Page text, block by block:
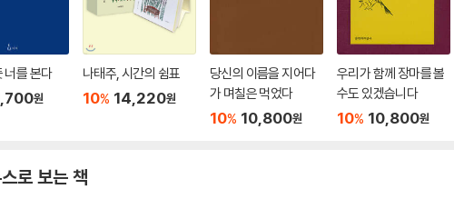
너를 본다
원
나태주, 시간의 쉼표
10% 14,220원
당신의 이름을 지어다
가 며칠은 먹었다
10% 10,800원
우리가 함께 장마를 볼
수도 있겠습니다
10% 10,800원
로 보는 책